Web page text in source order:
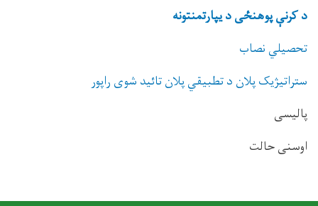
د کرنې پوهنځی د یپارتمنتونه
تحصیلي نصاب
ستراتیژیک پلان د تطبیقي پلان تائید شوی راپور
پالیسی
اوسنی حالت